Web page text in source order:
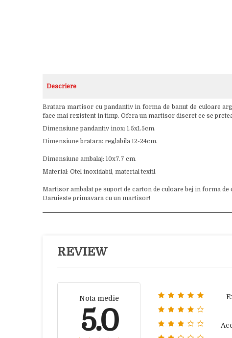
Descriere
Bratara martisor cu pandantiv in forma de banut de culoare
face mai rezistent in timp. Ofera un martisor discret ce se
Dimensiune pandantiv inox: 1.5x1.5cm.
Dimensiune bratara: reglabila 12-24cm.
Dimensiune ambalaj: 10x7.7 cm.
Material: Otel inoxidabil, material textil.
Martisor ambalat pe suport de carton de culoare bej in forma
Daruieste primavara cu un martisor!
REVIEW
Nota medie
5.0